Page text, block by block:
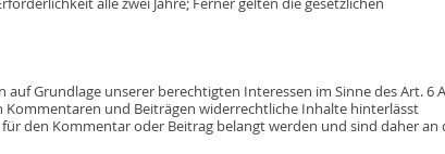
Grundlage unserer berechtigten Interessen im Sinne des Art. 6
Kommentaren und Beiträgen widerrechtliche Inhalte hinterlässt
den Kommentar oder Beitrag belangt werden und sind daher an